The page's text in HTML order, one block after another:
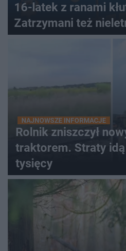
16-latek z ranami
Zatrzymani też
NAJNOWSZE INFORMACJE
Rolnik zniszczył
traktorem. Straty
tysięcy